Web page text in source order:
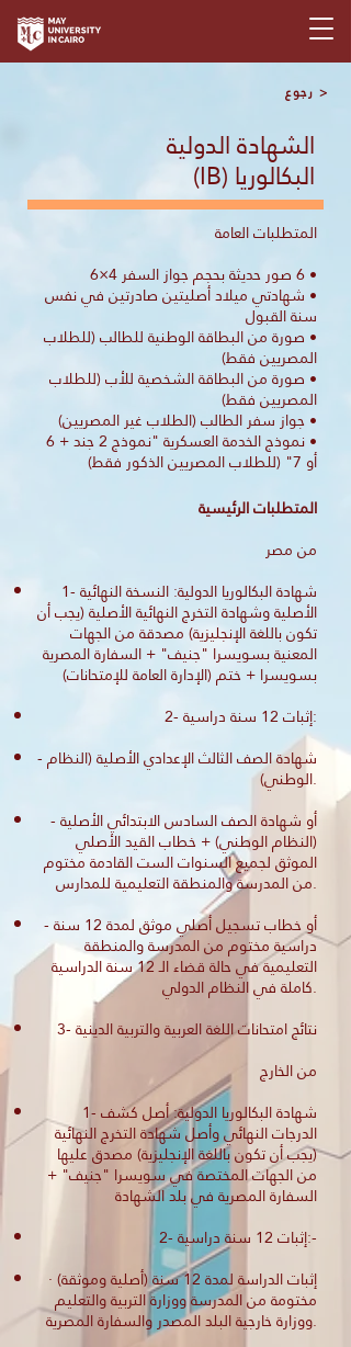
< رجوع
الشهادة الدولية
البكالوريا (IB)
المتطلبات العامة
• 6 صور حديثة بحجم جواز السفر 4×6
• شهادتي ميلاد أصليتين صادرتين في نفس
سنة القبول
• صورة من البطاقة الوطنية للطالب (للطلاب
المصريين فقط)
• صورة من البطاقة الشخصية للأب (للطلاب
المصريين فقط)
• جواز سفر الطالب (الطلاب غير المصريين)
• نموذج الخدمة العسكرية "نموذج 2 جند + 6
أو 7" (للطلاب المصريين الذكور فقط)
المتطلبات الرئيسية
من مصر
1- شهادة البكالوريا الدولية: النسخة النهائية
الأصلية وشهادة التخرج النهائية الأصلية (يجب أن
تكون باللغة الإنجليزية) مصدقة من الجهات
المعنية بسويسرا "جنيف" + السفارة المصرية
بسويسرا + ختم (الإدارة العامة للإمتحانات)
2- إثبات 12 سنة دراسية:
- شهادة الصف الثالث الإعدادي الأصلية (النظام
الوطني).
- أو شهادة الصف السادس الابتدائي الأصلية
(النظام الوطني) + خطاب القيد الأصلي
الموثق لجميع السنوات الست القادمة مختوم
من المدرسة والمنطقة التعليمية للمدارس.
- أو خطاب تسجيل أصلي موثق لمدة 12 سنة
دراسية مختوم من المدرسة والمنطقة
التعليمية في حالة قضاء الـ 12 سنة الدراسية
كاملة في النظام الدولي.
3- نتائج امتحانات اللغة العربية والتربية الدينية
من الخارج
1- شهادة البكالوريا الدولية: أصل كشف
الدرجات النهائي وأصل شهادة التخرج النهائية
(يجب أن تكون باللغة الإنجليزية) مصدق عليها
من الجهات المختصة في سويسرا "جنيف" +
السفارة المصرية في بلد الشهادة
2- إثبات 12 سنة دراسية:-
· إثبات الدراسة لمدة 12 سنة (أصلية وموثقة)
مختومة من المدرسة ووزارة التربية والتعليم
ووزارة خارجية البلد المصدر والسفارة المصرية.